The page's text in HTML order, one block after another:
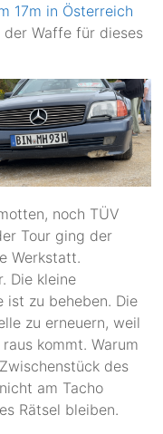
17m in Österreich
Waffe für dieses
noch TÜV
Tour ging der
Werkstatt.
Die kleine
ist zu beheben. Die
zu erneuern, weil
kommt. Warum
des
am Tacho
Rätsel bleiben.